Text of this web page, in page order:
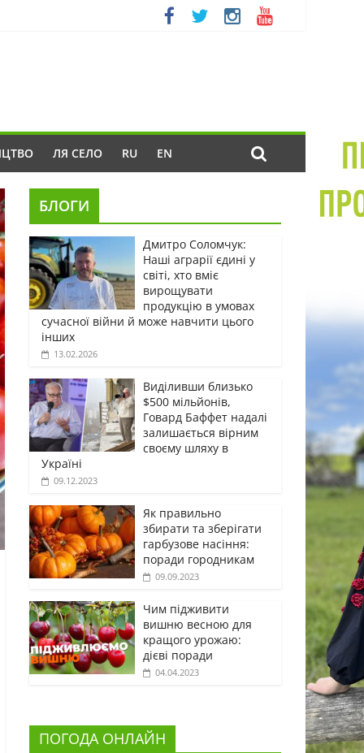
ЛЯ СЕЛО RU EN
БЛОГИ
Дмитро Соломчук:
Наші аграрії єдині у
світі, хто вміє
вирощувати
продукцію в умовах
сучасної війни й може навчити цього
інших
13.02.2026
Виділивши близько
$500 мільйонів,
Говард Баффет надалі
залишається вірним
своєму шляху в
Україні
09.12.2023
Як правильно
збирати та зберігати
гарбузове насіння:
поради городникам
09.09.2023
Чим підживити
вишню весною для
кращого урожаю:
дієві поради
04.04.2023
ПОГОДА ОНЛАЙН